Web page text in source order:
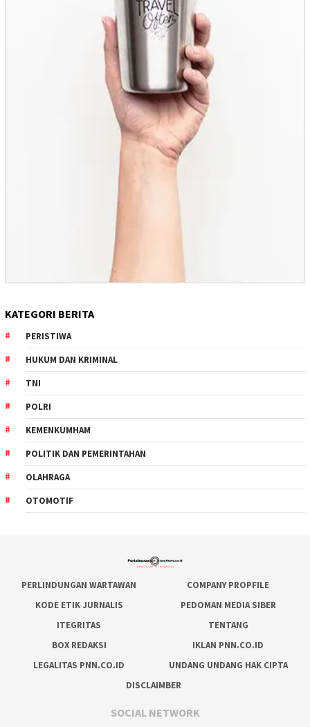
KATEGORI BERITA
PERISTIWA
HUKUM DAN KRIMINAL
TNI
POLRI
KEMENKUMHAM
POLITIK DAN PEMERINTAHAN
OLAHRAGA
OTOMOTIF
PERLINDUNGAN WARTAWAN
COMPANY PROPFILE
KODE ETIK JURNALIS
PEDOMAN MEDIA SIBER
ITEGRITAS
TENTANG
BOX REDAKSI
IKLAN PNN.CO.ID
LEGALITAS PNN.CO.ID
UNDANG UNDANG HAK CIPTA
DISCLAIMBER
SOCIAL NETWORK